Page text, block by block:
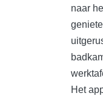
naar
Het